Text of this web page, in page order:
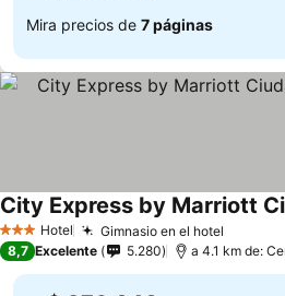
Mira precios de 7 páginas
3 Estrellas
Hotel Gimnasio en el hotel
8,7 Excelente 5.280 a 4.1 km de: